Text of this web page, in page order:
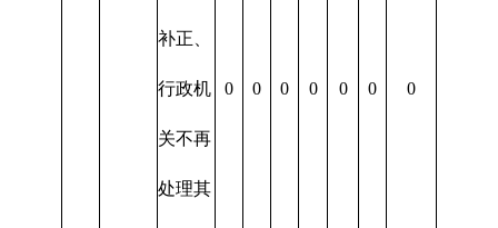
补正、
行政机
关不再
处理其
0 0 0 0 0 0 0